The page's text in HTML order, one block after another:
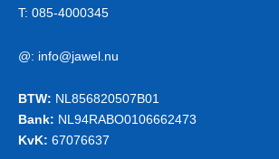
T: 085-4000345
@: info@jawel.nu
BTW: NL856820507B01
Bank: NL94RABO0106662473
KvK: 67076637